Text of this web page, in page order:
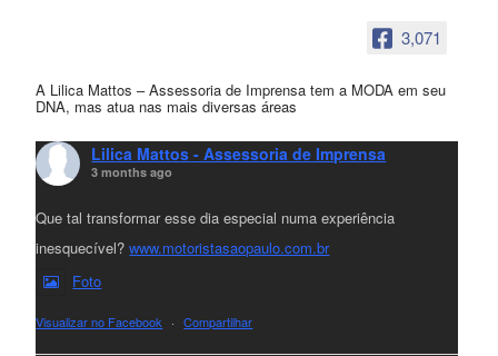
3,071
A Lilica Mattos – Assessoria de Imprensa tem a MODA em seu
DNA, mas atua nas mais diversas áreas
Lilica Mattos - Assessoria de Imprensa
3 months ago
Que tal transformar esse dia especial numa experiência
inesquecível?www.motoristasaopaulo.com.br
Foto
Visualizar no Facebook · Compartilhar